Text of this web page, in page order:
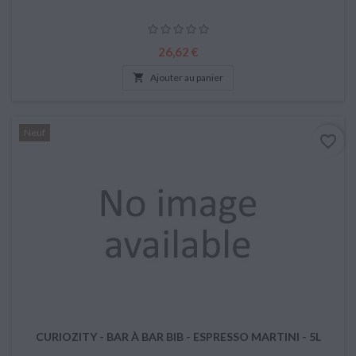
Prix
26,62 €
 Ajouter au panier
Neuf
CURIOZITY - BAR À BAR BIB - ESPRESSO MARTINI - 5L
favorite_border